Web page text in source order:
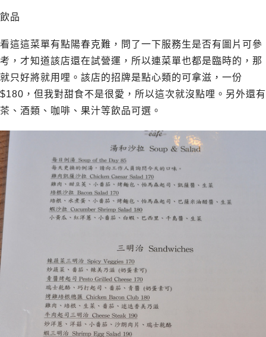
飲品
看這這菜單有點陽春克難，問了一下服務生是否有圖片可參
考，才知道該店還在試營運，所以連菜單也都是臨時的，那
就只好將就用哩。該店的招牌是點心類的可拿滋，一份
$180，但我對甜食不是很愛，所以這次就沒點哩。另外還有
茶、酒類、咖啡、果汁等飲品可選。